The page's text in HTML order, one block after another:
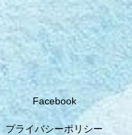
Facebook
プライバシーポリシー